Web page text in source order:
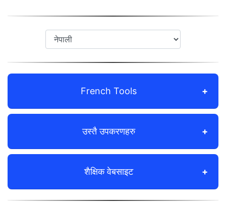
French Tools
उस्तै उपकरणहरु
शैक्षिक वेबसाइट